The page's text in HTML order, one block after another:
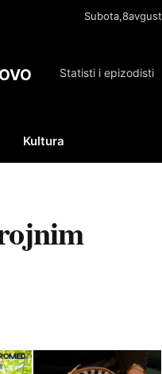
Subota,8avgust
Statisti i epizodisti
Kultura
(Twitter)